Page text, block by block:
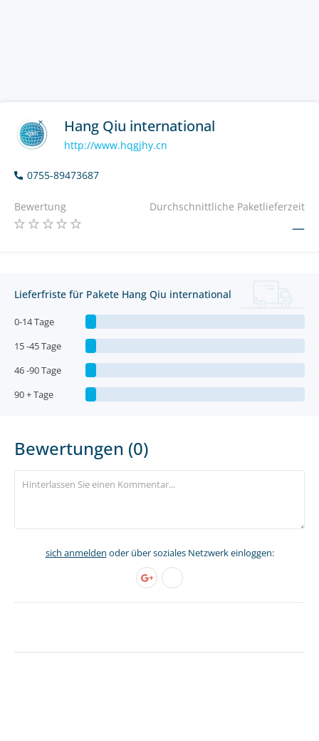
Hang Qiu international
http://www.hqgjhy.cn
0755-89473687
Bewertung Durchschnittliche Paketlieferzeit
—
Lieferfriste für Pakete Hang Qiu international
0-14 Tage
15 -45 Tage
46 -90 Tage
90 + Tage
Bewertungen (0)
sich anmelden oder über soziales Netzwerk einloggen: